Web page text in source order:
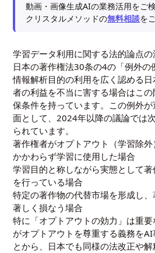
動画・画像生成AIの業務活用をご
クリスタルメソッドの無料相談を
学習データ利用に関する法的論点の
日本の著作権法30条の4の「例外の
情報解析目的の利用を広く認める
者の利益を不当に害する場合はこ
保条件を持っています。この例外
面として、2024年以降の議論では
られています。
著作権者がオプトアウト（学習除
かかわらず学習に使用した場合
学習目的と称しながら実態として
を行っている場合
特定の著作物の代替市場を形成し
著しく損なう場合
特に「オプトアウトの効力」は重
がオプトアウトを尊重する義務を
とから、日本でも同様の法改正や